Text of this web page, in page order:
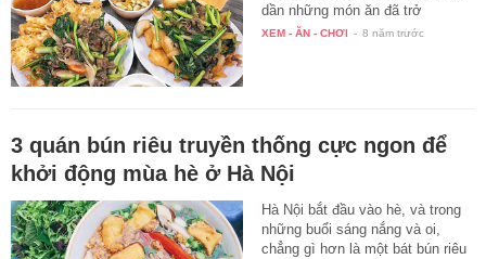
dần những món ăn đã trở
thành…
XEM - ĂN - CHƠI - 8 năm trước
3 quán bún riêu truyền thống cực ngon để
khởi động mùa hè ở Hà Nội
Hà Nội bắt đầu vào hè, và trong
những buổi sáng nắng và oi,
chẳng gì hơn là một bát bún riêu